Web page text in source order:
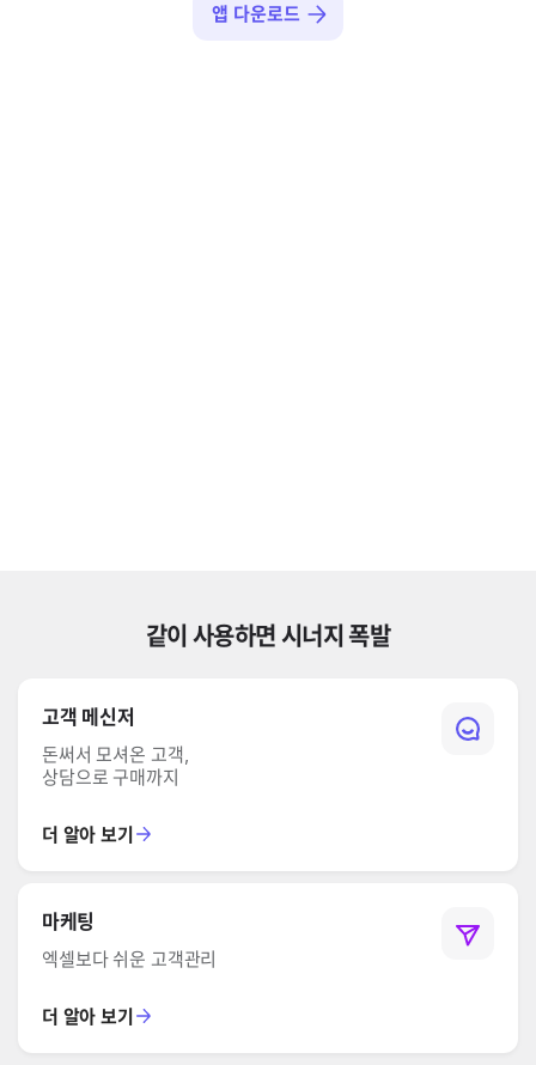
앱 다운로드
같이 사용하면 시너지 폭발
고객 메신저
돈써서 모셔온 고객,
상담으로 구매까지
더 알아 보기
마케팅
엑셀보다 쉬운 고객관리
더 알아 보기